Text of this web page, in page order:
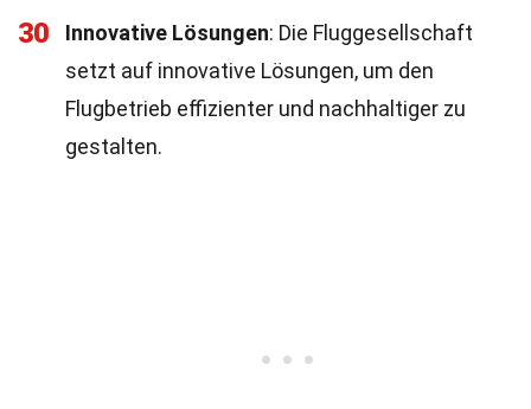
30 Innovative Lösungen: Die Fluggesellschaft
setzt auf innovative Lösungen, um den
Flugbetrieb effizienter und nachhaltiger zu
gestalten.